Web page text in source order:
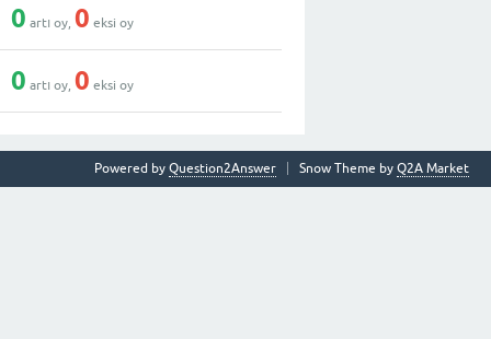
0 artı oy,0 eksi oy
0 artı oy,0 eksi oy
Snow Theme by Q2A Market
Powered by Question2Answer